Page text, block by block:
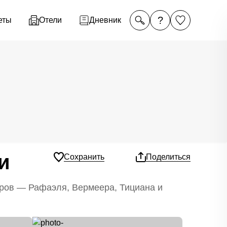
Отели Дневник ?
Сохранить Поделиться
— Рафаэля, Вермеера, Тициана и